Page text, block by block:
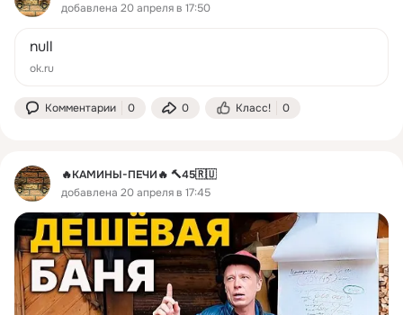
добавлена 20 апреля в 17:50
null
ok.ru
Комментарии 0 0 Класс! 0
🔥КАМИНЫ-ПЕЧИ🔥 🔨45🇷🇺
добавлена 20 апреля в 17:45